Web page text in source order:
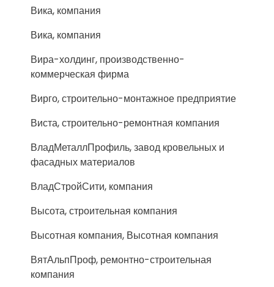
Вика, компания
Вика, компания
Вира-холдинг, производственно-
коммерческая фирма
Вирго, строительно-монтажное предприятие
Виста, строительно-ремонтная компания
ВладМеталлПрофиль, завод кровельных и
фасадных материалов
ВладСтройСити, компания
Высота, строительная компания
Высотная компания, Высотная компания
ВятАльпПроф, ремонтно-строительная
компания